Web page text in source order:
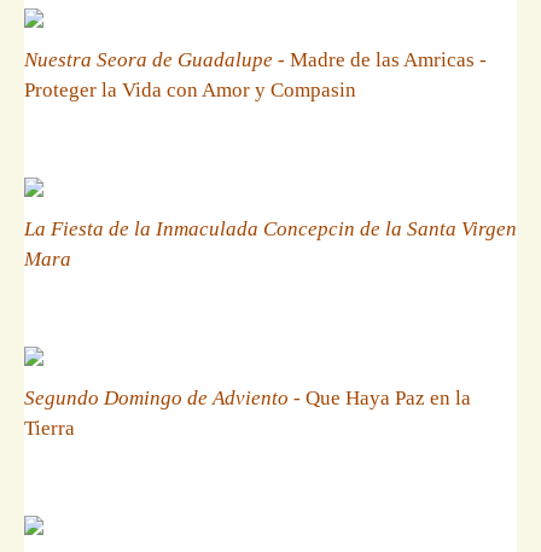
Nuestra Seora de Guadalupe - Madre de las Amricas -
Proteger la Vida con Amor y Compasin
La Fiesta de la Inmaculada Concepcin de la Santa Virgen
Mara
Segundo Domingo de Adviento - Que Haya Paz en la
Tierra